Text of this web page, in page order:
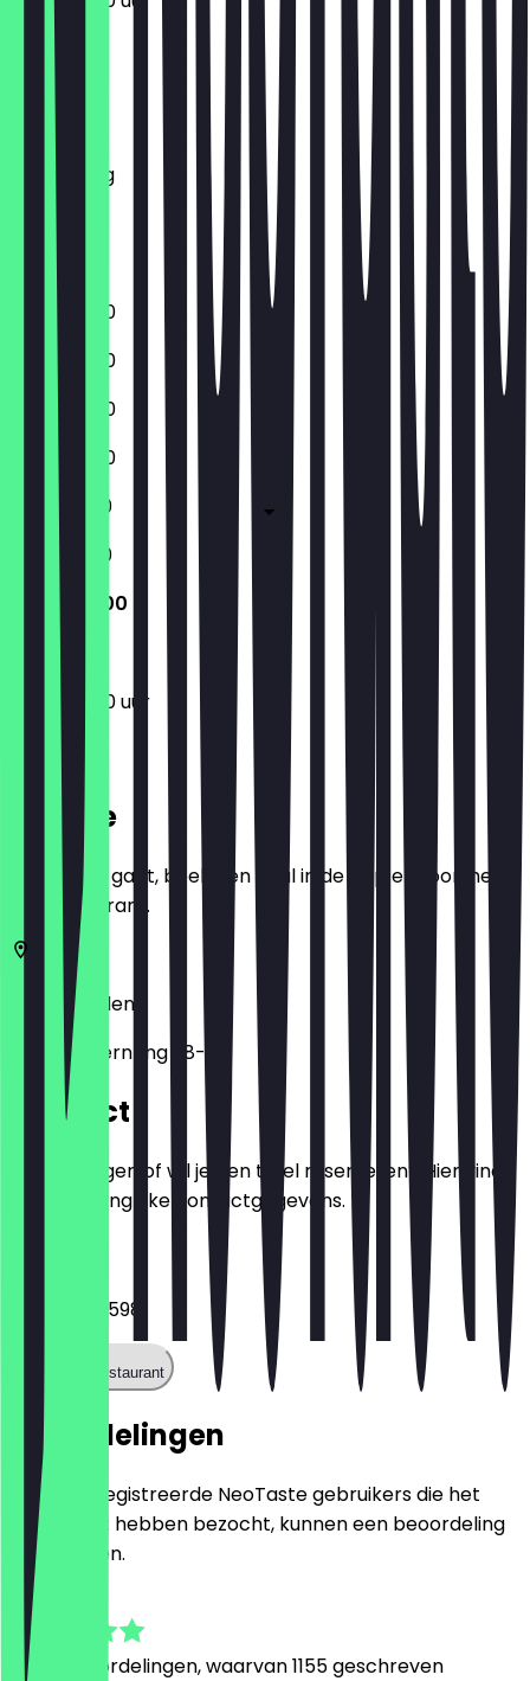
Maandag
Dinsdag
Woensdag
Donderdag
Vrijdag
Zaterdag
Zondag
11:30 - 23:00
11:30 - 23:00
11:30 - 23:00
11:30 - 23:00
11:30 - 01:00
11:30 - 01:00
11:30 - 23:00
11:30 - 23:00 uur
Locatie
Voordat je gaat, boek een deal in de app en toon het in
het restaurant.
50672 Keulen
Hohenzollernring 38-40
Contact
Heb je vragen of wil je een tafel reserveren? Hier vind
je alle belangrijke contactgegevens.
022166940598
Bel het restaurant
Beoordelingen
Alleen geregistreerde NeoTaste gebruikers die het
restaurant hebben bezocht, kunnen een beoordeling
achterlaten.
4.8
7864
Beoordelingen, waarvan 1155 geschreven